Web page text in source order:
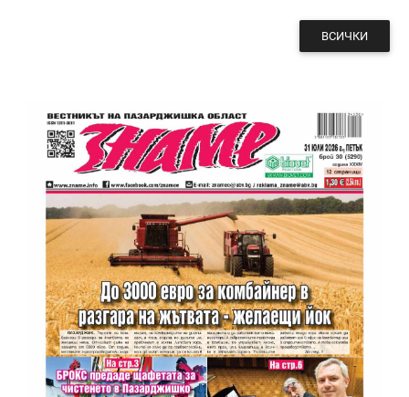
ВСИЧКИ